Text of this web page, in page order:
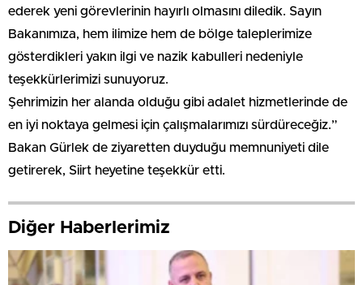
ederek yeni görevlerinin hayırlı olmasını diledik. Sayın
Bakanımıza, hem ilimize hem de bölge taleplerimize
gösterdikleri yakın ilgi ve nazik kabulleri nedeniyle
teşekkürlerimizi sunuyoruz.
Şehrimizin her alanda olduğu gibi adalet hizmetlerinde de
en iyi noktaya gelmesi için çalışmalarımızı sürdüreceğiz.”
​Bakan Gürlek de ziyaretten duyduğu memnuniyeti dile
getirerek, Siirt heyetine teşekkür etti.
Diğer Haberlerimiz